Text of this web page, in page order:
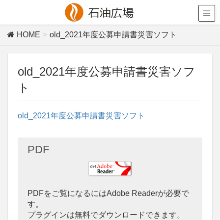
HOME old_2021年度公募申請書災害ソフト
old_2021年度公募申請書災害ソフ
ト
old_2021年度公募申請書災害ソフト
PDF
PDFをご覧になるにはAdobe Readerが必要で
す。
プラグインは無料でダウンロードできます。